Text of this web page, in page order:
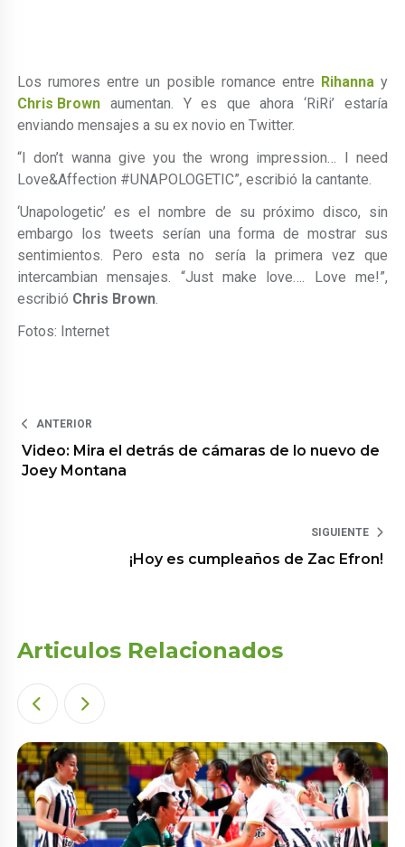
Los rumores entre un posible romance entre Rihannay
Chris Brown aumentan. Y es que ahora ‘RiRi’ estaría
enviando mensajes a su ex novio en Twitter.
“I don’t wanna give you the wrong impression… I need
Love&Affection #UNAPOLOGETIC”, escribió la cantante.
‘Unapologetic’ es el nombre de su próximo disco, sin
embargo los tweets serían una forma de mostrar sus
sentimientos. Pero esta no sería la primera vez que
intercambian mensajes. “Just make love…. Love me!”,
escribió Chris Brown.
Fotos: Internet
ANTERIOR
Video: Mira el detrás de cámaras de lo nuevo de
Joey Montana
SIGUIENTE
¡Hoy es cumpleaños de Zac Efron!
Articulos Relacionados